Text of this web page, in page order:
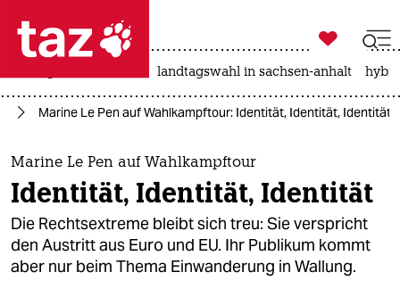
 taz zahl ich
taz zahl ich
themen
politik
öko

taz zahl ich
landtagswahl in sachsen-anhalt
Marine Le Pen auf Wahlkampftour: Identität, Identität, Identität
Marine Le Pen auf Wahlkampftour
Identität, Identität, Identität
Die Rechtsextreme bleibt sich treu: Sie verspricht
den Austritt aus Euro und EU. Ihr Publikum kommt
aber nur beim Thema Einwanderung in Wallung.